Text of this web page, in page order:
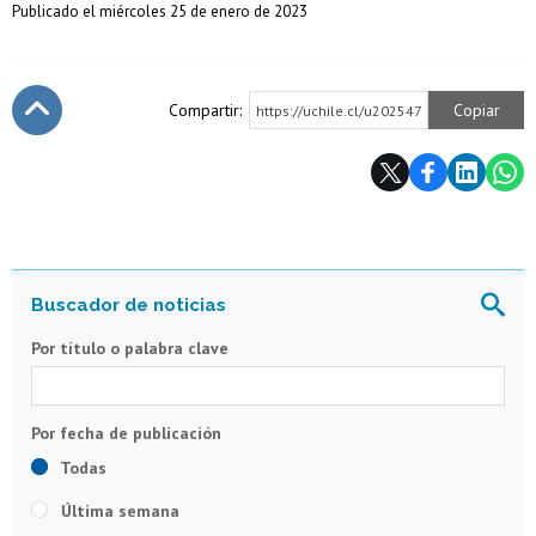
Publicado el miércoles 25 de enero de 2023
Compartir: https://uchile.cl/u202547 Copiar
Por título o palabra clave
Todas
Última semana